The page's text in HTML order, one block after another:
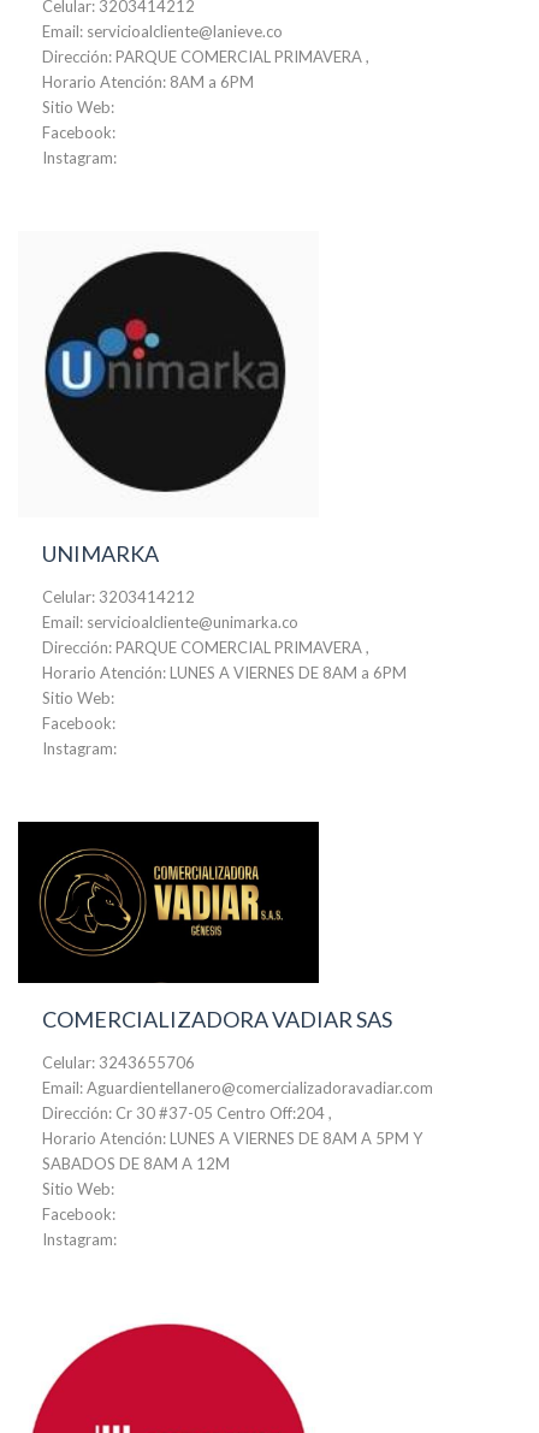
Celular: 3203414212
Email: servicioalcliente@lanieve.co
Dirección: PARQUE COMERCIAL PRIMAVERA ,
Horario Atención: 8AM a 6PM
Sitio Web:
Facebook:
Instagram:
UNIMARKA
Celular: 3203414212
Email: servicioalcliente@unimarka.co
Dirección: PARQUE COMERCIAL PRIMAVERA ,
Horario Atención: LUNES A VIERNES DE 8AM a 6PM
Sitio Web:
Facebook:
Instagram:
COMERCIALIZADORA VADIAR SAS
Celular: 3243655706
Email: Aguardientellanero@comercializadoravadiar.com
Dirección: Cr 30 #37-05 Centro Off:204 ,
Horario Atención: LUNES A VIERNES DE 8AM A 5PM Y
SABADOS DE 8AM A 12M
Sitio Web:
Facebook:
Instagram: